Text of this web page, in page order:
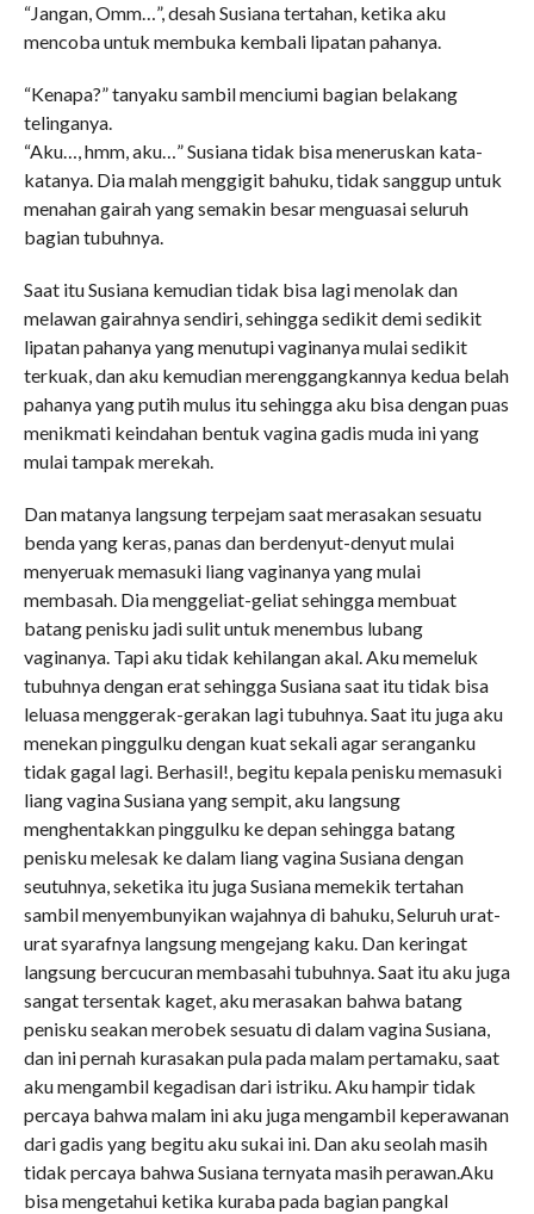
“Jangan, Omm…”, desah Susiana tertahan, ketika aku
mencoba untuk membuka kembali lipatan pahanya.
“Kenapa?” tanyaku sambil menciumi bagian belakang
telinganya.
“Aku…, hmm, aku…” Susiana tidak bisa meneruskan kata-
katanya. Dia malah menggigit bahuku, tidak sanggup untuk
menahan gairah yang semakin besar menguasai seluruh
bagian tubuhnya.
Saat itu Susiana kemudian tidak bisa lagi menolak dan
melawan gairahnya sendiri, sehingga sedikit demi sedikit
lipatan pahanya yang menutupi vaginanya mulai sedikit
terkuak, dan aku kemudian merenggangkannya kedua belah
pahanya yang putih mulus itu sehingga aku bisa dengan puas
menikmati keindahan bentuk vagina gadis muda ini yang
mulai tampak merekah.
Dan matanya langsung terpejam saat merasakan sesuatu
benda yang keras, panas dan berdenyut-denyut mulai
menyeruak memasuki liang vaginanya yang mulai
membasah. Dia menggeliat-geliat sehingga membuat
batang penisku jadi sulit untuk menembus lubang
vaginanya. Tapi aku tidak kehilangan akal. Aku memeluk
tubuhnya dengan erat sehingga Susiana saat itu tidak bisa
leluasa menggerak-gerakan lagi tubuhnya. Saat itu juga aku
menekan pinggulku dengan kuat sekali agar seranganku
tidak gagal lagi. Berhasil!, begitu kepala penisku memasuki
liang vagina Susiana yang sempit, aku langsung
menghentakkan pinggulku ke depan sehingga batang
penisku melesak ke dalam liang vagina Susiana dengan
seutuhnya, seketika itu juga Susiana memekik tertahan
sambil menyembunyikan wajahnya di bahuku, Seluruh urat-
urat syarafnya langsung mengejang kaku. Dan keringat
langsung bercucuran membasahi tubuhnya. Saat itu aku juga
sangat tersentak kaget, aku merasakan bahwa batang
penisku seakan merobek sesuatu di dalam vagina Susiana,
dan ini pernah kurasakan pula pada malam pertamaku, saat
aku mengambil kegadisan dari istriku. Aku hampir tidak
percaya bahwa malam ini aku juga mengambil keperawanan
dari gadis yang begitu aku sukai ini. Dan aku seolah masih
tidak percaya bahwa Susiana ternyata masih perawan.Aku
bisa mengetahui ketika kuraba pada bagian pangkal